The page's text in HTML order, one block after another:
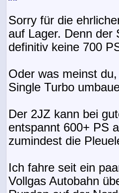
Sorry für die
auf Lager. Denn der
definitiv keine 700
Oder was meinst
Single Turbo
Der 2JZ kann bei
entspannt 600+ PS
zumindest die
Ich fahre seit ein
Vollgas Autobahn